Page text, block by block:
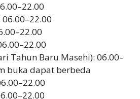
Tahun Baru Masehi): 06.00–
buka dapat berbeda